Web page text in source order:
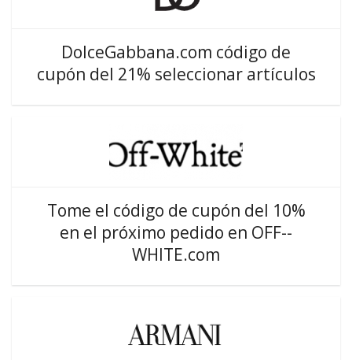
DolceGabbana.com código de
cupón del 21% seleccionar artículos
Tome el código de cupón del 10%
en el próximo pedido en OFF--
WHITE.com